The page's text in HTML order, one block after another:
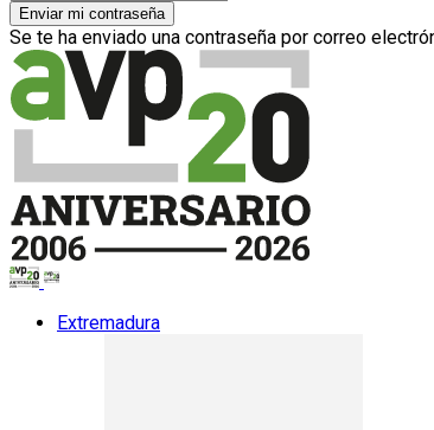
Se te ha enviado una contraseña por correo
Extremadura